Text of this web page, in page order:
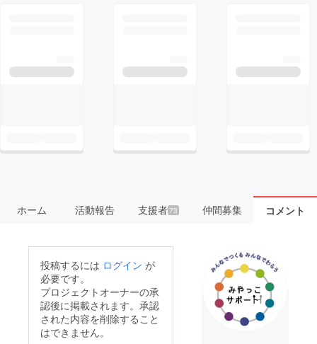
ホーム 活動報告 支援者73 仲間募集 コメント
投稿するには ログイン が
必要です。
プロジェクトオーナーの承
認後に掲載されます。承認
された内容を削除すること
はできません。